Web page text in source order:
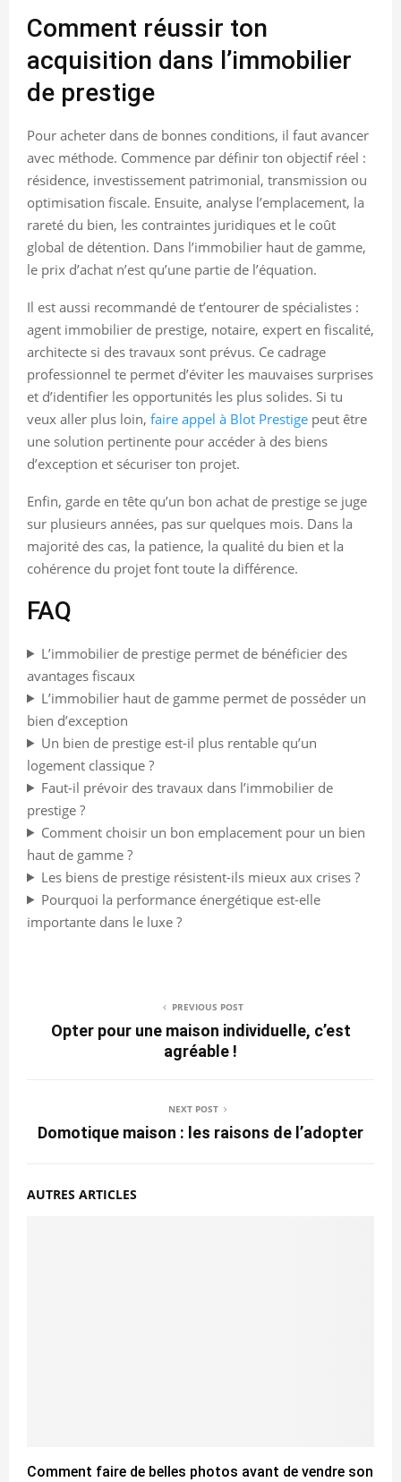
Comment réussir ton
acquisition dans l’immobilier
de prestige
Pour acheter dans de bonnes conditions, il faut avancer
avec méthode. Commence par définir ton objectif réel :
résidence, investissement patrimonial, transmission ou
optimisation fiscale. Ensuite, analyse l’emplacement, la
rareté du bien, les contraintes juridiques et le coût
global de détention. Dans l’immobilier haut de gamme,
le prix d’achat n’est qu’une partie de l’équation.
Il est aussi recommandé de t’entourer de spécialistes :
agent immobilier de prestige, notaire, expert en fiscalité,
architecte si des travaux sont prévus. Ce cadrage
professionnel te permet d’éviter les mauvaises surprises
et d’identifier les opportunités les plus solides. Si tu
veux aller plus loin, faire appel à Blot Prestige peut être
une solution pertinente pour accéder à des biens
d’exception et sécuriser ton projet.
Enfin, garde en tête qu’un bon achat de prestige se juge
sur plusieurs années, pas sur quelques mois. Dans la
majorité des cas, la patience, la qualité du bien et la
cohérence du projet font toute la différence.
FAQ
L’immobilier de prestige permet de bénéficier des
avantages fiscaux
L’immobilier haut de gamme permet de posséder un
bien d’exception
Un bien de prestige est-il plus rentable qu’un
logement classique ?
Faut-il prévoir des travaux dans l’immobilier de
prestige ?
Comment choisir un bon emplacement pour un bien
haut de gamme ?
Les biens de prestige résistent-ils mieux aux crises ?
Pourquoi la performance énergétique est-elle
importante dans le luxe ?
PREVIOUS POST
Opter pour une maison individuelle, c’est
agréable !
NEXT POST
Domotique maison : les raisons de l’adopter
AUTRES ARTICLES
Comment faire de belles photos avant de vendre son